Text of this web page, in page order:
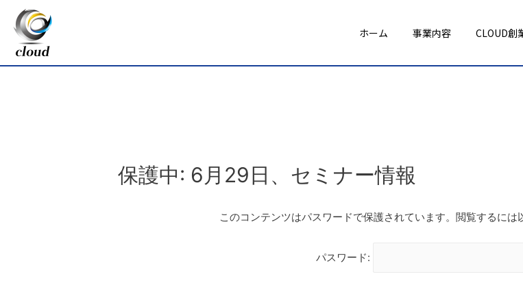
ホーム 事業内容 CLOUD創
保護中: 6月29日、セミナー情報
このコンテンツはパスワードで保護されています。閲覧するには
パスワード: